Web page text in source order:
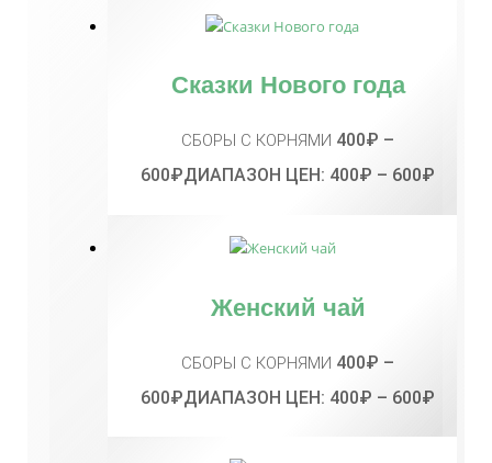
Сказки Нового года
СБОРЫ С КОРНЯМИ 400₽ –
600₽ДИАПАЗОН ЦЕН: 400₽ – 600₽
Женский чай
СБОРЫ С КОРНЯМИ 400₽ –
600₽ДИАПАЗОН ЦЕН: 400₽ – 600₽